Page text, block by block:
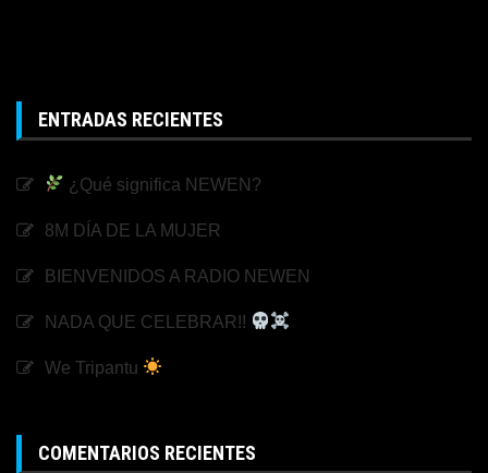
ENTRADAS RECIENTES
¿Qué significa NEWEN?
8M DÍA DE LA MUJER
BIENVENIDOS A RADIO NEWEN
NADA QUE CELEBRAR!!
We Tripantu
COMENTARIOS RECIENTES